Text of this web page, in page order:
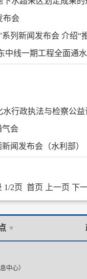
布会
列新闻发布会 介绍“
中线一期工程全面通
行政执法与检察公
气会
闻发布会（水利部）
1/2页 首页 上一页 下
中心）